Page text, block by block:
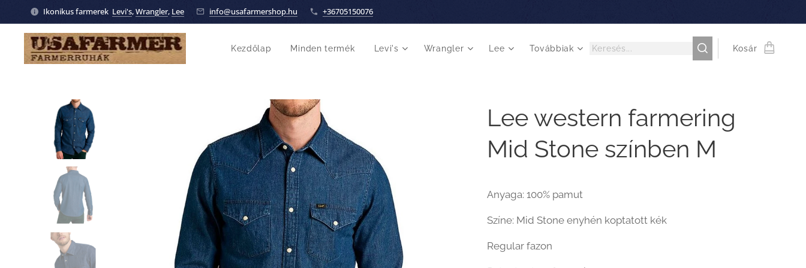
Ikonikus farmerek Levi's,Wrangler, Lee info@usafarmershop.hu +36705150076
Kezdőlap Minden termék Levi's Wrangler Lee Továbbiak Kosár
Lee western farmering
Mid Stone színben M
Anyaga: 100% pamut
Színe: Mid Stone enyhén koptatott kék
Regular fazon